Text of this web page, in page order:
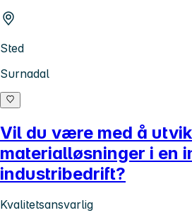
Sted
Surnadal
Vil du være med å
materialløsninger i en
industribedrift?
Kvalitetsansvarlig